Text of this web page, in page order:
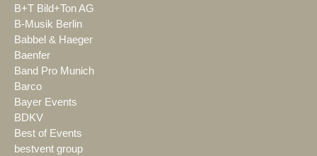
B+T Bild+Ton AG
B-Musik Berlin
Babbel & Haeger
Baenfer
Band Pro Munich
Barco
Bayer Events
BDKV
Best of Events
bestvent group